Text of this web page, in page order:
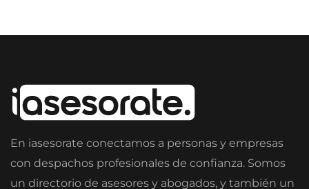
En iasesorate conectamos a personas y empresas
con despachos profesionales de confianza. Somos
un directorio de asesores y abogados, y también un